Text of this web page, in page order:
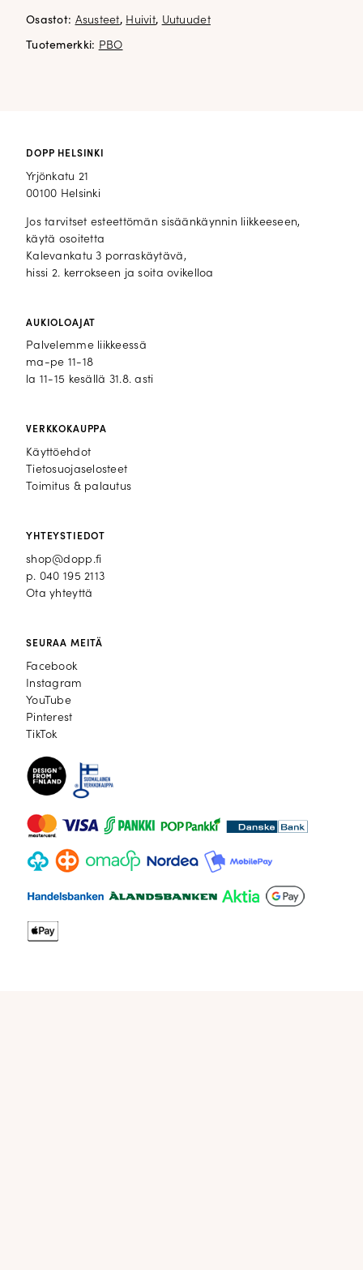
Osastot: Asusteet, Huivit, Uutuudet
Tuotemerkki: PBO
DOPP HELSINKI
Yrjönkatu 21
00100 Helsinki
Jos tarvitset esteettömän sisäänkäynnin liikkeeseen,
käytä osoitetta
Kalevankatu 3 porraskäytävä,
hissi 2. kerrokseen ja soita ovikelloa
AUKIOLOAJAT
Palvelemme liikkeessä
ma-pe 11-18
la 11-15 kesällä 31.8. asti
VERKKOKAUPPA
Käyttöehdot
Tietosuojaselosteet
Toimitus & palautus
YHTEYSTIEDOT
shop@dopp.fi
p. 040 195 2113
Ota yhteyttä
SEURAA MEITÄ
Facebook
Facebook
Instagram
Instagram
YouTube
YouTube
Pinterest
Pinterest
TikTok
TikTok